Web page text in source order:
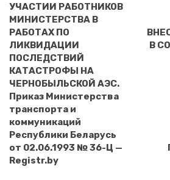
УЧАСТИИ РАБОТНИКОВ
МИНИСТЕРСТВА В
РАБОТАХ ПО
ЛИКВИДАЦИИ
ПОСЛЕДСТВИЙ
КАТАСТРОФЫ НА
ЧЕРНОБЫЛЬСКОЙ АЭС.
Приказ Министерства
транспорта и
коммуникаций
Республики Беларусь
от 02.06.1993 № 36-Ц —
Registr.by
В